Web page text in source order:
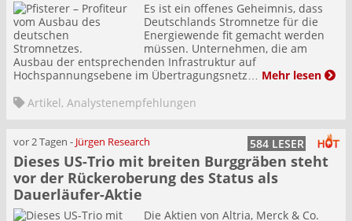
Es ist ein offenes Geheimnis, dass
Deutschlands Stromnetze für die
Energiewende fit gemacht werden
müssen. Unternehmen, die am
Ausbau der entsprechenden Infrastruktur auf
Hochspannungsebene im Übertragungsnetz… Mehr lesen
Artikel, Analystenempfehlungen
vor 2 Tagen -Jürgen Research 584 LESER
Dieses US-Trio mit breiten Burggräben steht
vor der Rückeroberung des Status als
Dauerläufer-Aktie
Die Aktien von Altria, Merck & Co.